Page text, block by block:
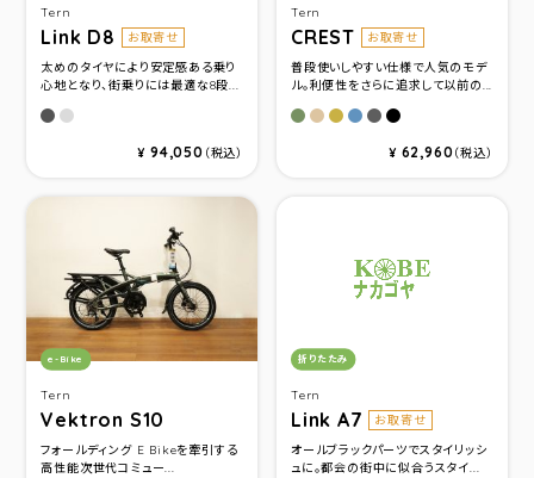
Tern
Link D8 お取寄せ
太めのタイヤにより安定感ある乗り
心地となり、街乗りには最適な8段...
サテンスティールグレー／ピスタチオ
サテンプラチナム／パール
¥ 94,050 （税込）
Tern
CREST お取寄せ
普段使いしやすい仕様で人気のモデ
ル。利便性をさらに追求して以前の...
マットオリーブ
マットベージュ
カーキ
プロトグレー
マットガンメタル
マットブラック
¥ 62,960（税込）
Tern
Vektron S10
カテゴリ：
e-Bike
フォールディング E Bikeを牽引する
高性能次世代コミュー...
Tern
Link A7 お取寄せ
カテゴリ：
折りたたみ
オールブラックパーツでスタイリッシ
ュに。都会の街中に似合うスタイ...